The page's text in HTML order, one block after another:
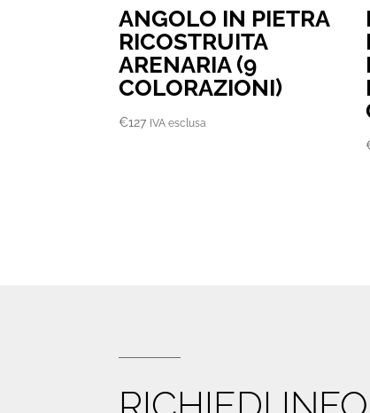
ANGOLO IN PIETRA
RICOSTRUITA
ARENARIA (9
COLORAZIONI)
€127 IVA esclusa